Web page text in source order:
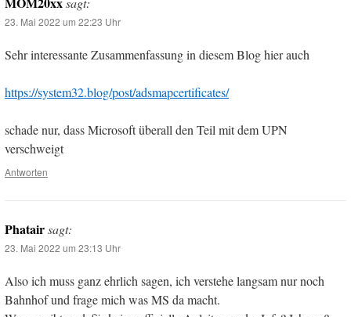
23. Mai 2022 um 22:23 Uhr
Sehr interessante Zusammenfassung in diesem Blog hier auch
https://system32.blog/post/adsmapcertificates/
schade nur, dass Microsoft überall den Teil mit dem UPN
verschweigt
Antworten
Phatairsagt:
23. Mai 2022 um 23:13 Uhr
Also ich muss ganz ehrlich sagen, ich verstehe langsam nur noch
Bahnhof und frage mich was MS da macht.